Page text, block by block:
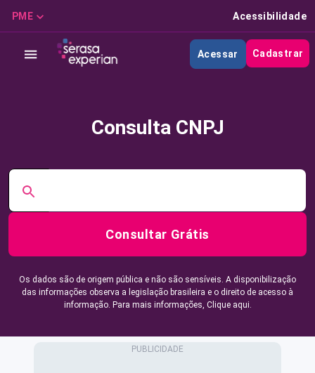
PME Acessibilidade
Acessar Cadastrar
Consulta CNPJ
Consultar Grátis
Os dados são de origem pública e não são sensíveis. A disponibilização
das informações observa a legislação brasileira e o direito de acesso à
informação. Para mais informações, Clique aqui.